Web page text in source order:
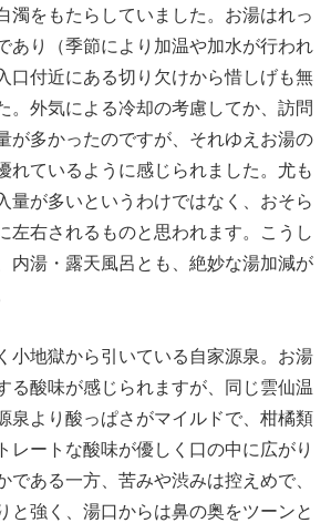
濁をもたらしていました。お湯はれっ
あり（季節により加温や加水が行われ
口付近にある切り欠けから惜しげも無
。外気による冷却の考慮してか、訪問
が多かったのですが、それゆえお湯の
れているように感じられました。尤も
量が多いというわけではなく、おそら
左右されるものと思われます。こうし
内湯・露天風呂とも、絶妙な湯加減が
小地獄から引いている自家源泉。お湯
る酸味が感じられますが、同じ雲仙温
泉より酸っぱさがマイルドで、柑橘類
レートな酸味が優しく口の中に広がり
である一方、苦みや渋みは控えめで、
と強く、湯口からは鼻の奥をツーンと